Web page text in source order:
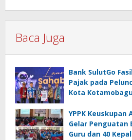
Baca Juga
Bank SulutGo
Pajak pada
Kota
YPPK Keuskupan
Gelar Penguatan
Guru dan 40